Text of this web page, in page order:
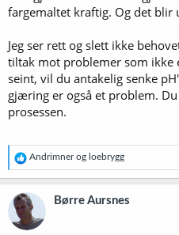
fargemaltet kraftig. Og det blir
Jeg ser rett og slett ikke
tiltak mot problemer som ikke
seint, vil du antakelig senke
gjæring er også et problem.
prosessen.
R
e
a
k
s
o
Andrimnerog loebrygg
Børre Aursnes